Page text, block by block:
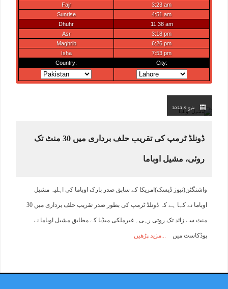
مارچ 9, 2023
ڈونلڈ ٹرمپ کی تقریب حلف برداری میں 30 منٹ تک
روئی، مشیل اوباما
واشنگٹن(نیوز ڈیسک)امریکا کے سابق صدر بارک اوباما کی اہلیہ مشیل
اوباما نے کہا ہے کہ ڈونلڈ ٹرمپ کی بطور صدر تقریب حلف برداری میں 30
منٹ سے زائد تک روتی رہی۔ غیرملکی میڈیا کے مطابق مشیل اوباما نے
پوڈکاسٹ میں مزید پڑھیں